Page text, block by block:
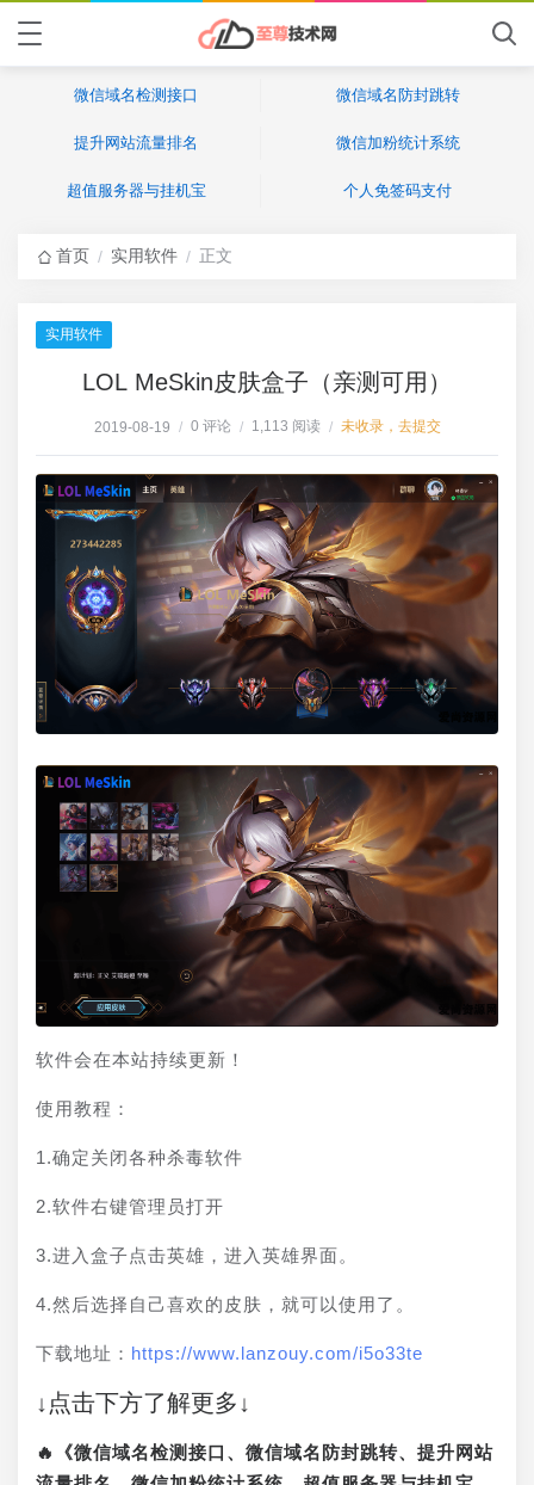
微信域名检测接口 微信域名防封跳转
提升网站流量排名 微信加粉统计系统
超值服务器与挂机宝 个人免签码支付
首页 / 实用软件 / 正文
实用软件
LOL MeSkin皮肤盒子（亲测可用）
2019-08-19 / 0 评论 / 1,113 阅读 / 未收录，去提交
软件会在本站持续更新！
使用教程：
1.确定关闭各种杀毒软件
2.软件右键管理员打开
3.进入盒子点击英雄，进入英雄界面。
4.然后选择自己喜欢的皮肤，就可以使用了。
下载地址： https://www.lanzouy.com/i5o33te
↓点击下方了解更多↓
🔥《微信域名检测接口、微信域名防封跳转、提升网站